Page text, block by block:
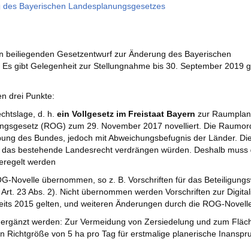
Bayerischen Landesplanungsgesetzes
beiliegenden Gesetzentwurf zur Änderung des Bayerischen
gibt Gelegenheit zur Stellungnahme bis 30. September 2019
drei Punkte:
d. h. ein Vollgesetz im Freistaat Bayern zur
(ROG) zum 29. November 2017 novelliert. Die
des Bundes, jedoch mit Abweichungsbefugnis der Länder.
bestehende Landesrecht verdrängen würden. Deshalb muss
werden
Novelle übernommen, so z. B. Vorschriften für das
23 Abs. 2). Nicht übernommen werden Vorschriften zur
2015 gelten, und weiteren Änderungen durch die ROG-
werden: Zur Vermeidung von Zersiedelung und zum
Richtgröße von 5 ha pro Tag für erstmalige planerische